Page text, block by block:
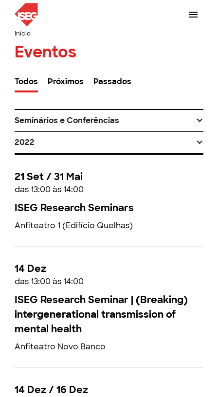
Início
Eventos
Todos Próximos Passados
Seminários e Conferências
2022
21 Set / 31 Mai
das 13:00 às 14:00
ISEG Research Seminars
Anfiteatro 1 (Edifício Quelhas)
14 Dez
das 13:00 às 14:00
ISEG Research Seminar | (Breaking)
intergenerational transmission of
mental health
Anfiteatro Novo Banco
14 Dez / 16 Dez